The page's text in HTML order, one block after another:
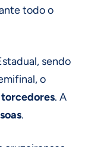
todo o
sendo
o
torcedores. A
.